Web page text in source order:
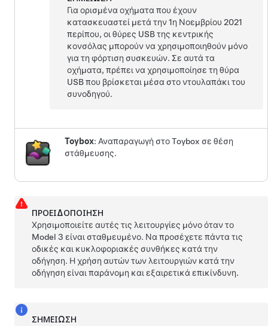
Για ορισμένα οχήματα που έχουν
κατασκευαστεί μετά την 1η Νοεμβρίου 2021
περίπου, οι θύρες USB της κεντρικής
κονσόλας μπορούν να χρησιμοποιηθούν μόνο
για τη φόρτιση συσκευών. Σε αυτά τα
οχήματα, πρέπει να χρησιμοποίησε τη θύρα
USB που βρίσκεται μέσα στο ντουλαπάκι του
συνοδηγού.
Toybox: Αναπαραγωγή στο Toybox σε θέση
στάθμευσης.
ΠΡΟΕΙΔΟΠΟΊΗΣΗ
Χρησιμοποιείτε αυτές τις λειτουργίες μόνο όταν το
Model 3 είναι σταθμευμένο. Να προσέχετε πάντα τις
οδικές και κυκλοφοριακές συνθήκες κατά την
οδήγηση. Η χρήση αυτών των λειτουργιών κατά την
οδήγηση είναι παράνομη και εξαιρετικά επικίνδυνη.
ΣΗΜΕΊΩΣΗ